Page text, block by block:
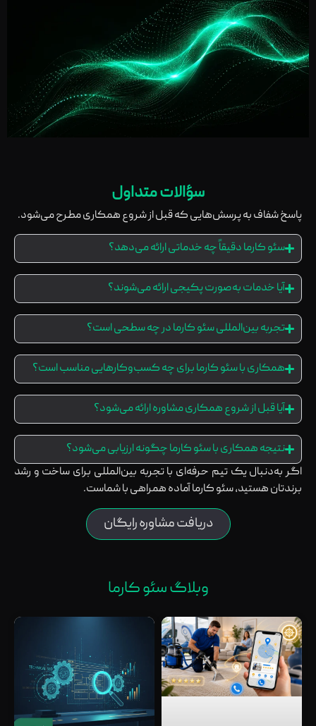
سؤالات متداول
پاسخ شفاف به پرسش‌هایی که قبل از شروع همکاری مطرح می‌شود.
سئو کارما دقیقاً چه خدماتی ارائه می‌دهد؟
آیا خدمات به‌صورت پکیجی ارائه می‌شوند؟
تجربه بین‌المللی سئو کارما در چه سطحی است؟
همکاری با سئو کارما برای چه کسب‌وکارهایی مناسب است؟
آیا قبل از شروع همکاری مشاوره ارائه می‌شود؟
نتیجه همکاری با سئو کارما چگونه ارزیابی می‌شود؟
اگر به‌دنبال یک تیم حرفه‌ای با تجربه بین‌المللی برای ساخت و رشد
برندتان هستید، سئو کارما آماده همراهی با شماست.
دریافت مشاوره رایگان
وبلاگ سئو کارما